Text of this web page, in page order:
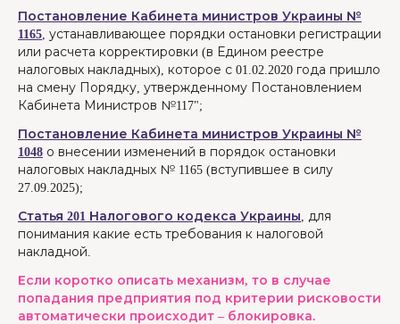
Постановление Кабинета министров Украины №
1165, устанавливающее порядки остановки регистрации
или расчета корректировки (в Едином реестре
налоговых накладных), которое с 01.02.2020 года пришло
на смену Порядку, утвержденному Постановлением
Кабинета Министров №117";
Постановление Кабинета министров Украины №
1048 о внесении изменений в порядок остановки
налоговых накладных № 1165 (вступившее в силу
27.09.2025);
Статья 201 Налогового кодекса Украины, для
понимания какие есть требования к налоговой
накладной.
Если коротко описать механизм, то в случае
попадания предприятия под критерии рисковости
автоматически происходит – блокировка.